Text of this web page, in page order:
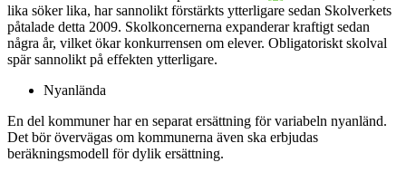
lika söker lika, har sannolikt förstärkts ytterligare sedan Skolverkets
påtalade detta 2009. Skolkoncernerna expanderar kraftigt sedan
några år, vilket ökar konkurrensen om elever. Obligatoriskt skolval
spär sannolikt på effekten ytterligare.
Nyanlända
En del kommuner har en separat ersättning för variabeln nyanländ.
Det bör övervägas om kommunerna även ska erbjudas
beräkningsmodell för dylik ersättning.